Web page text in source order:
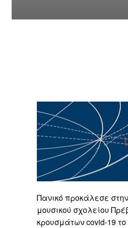
Πανικό προκάλεσε
μουσικού σχολείου
κρουσμάτων covid-19